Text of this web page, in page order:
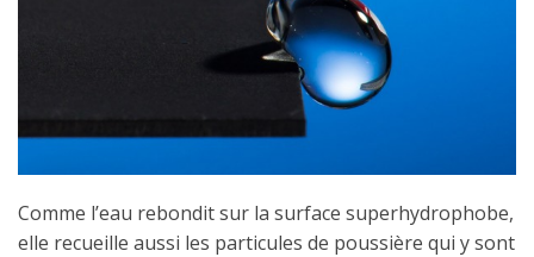
Comme l’eau rebondit sur la surface superhydrophobe,
elle recueille aussi les particules de poussière qui y sont